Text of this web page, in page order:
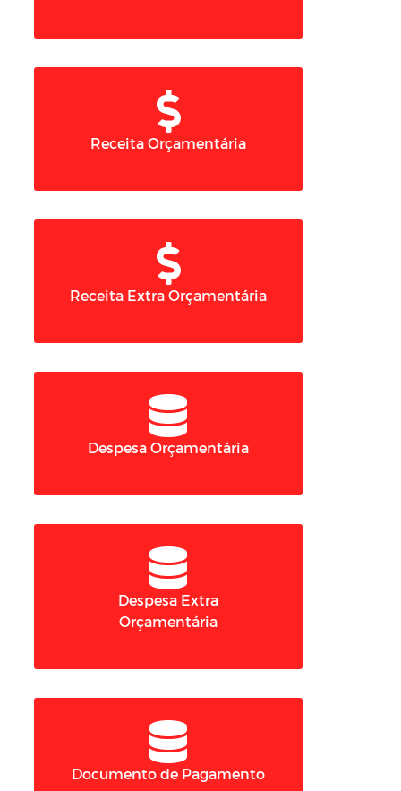
Receita Orçamentária
Receita Extra Orçamentária
Despesa Orçamentária
Despesa Extra
Orçamentária
Documento de Pagamento